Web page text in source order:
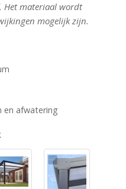
Het materiaal wordt
mogelijk zijn.
en afwatering